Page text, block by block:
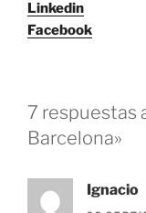
Linkedin
Facebook
7 respuestas
Barcelona»
Ignacio